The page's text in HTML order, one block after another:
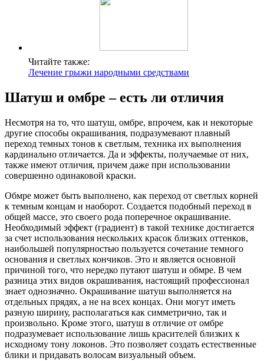
Читайте также:
Лечение грыжи народными средствами
Шатуш и омбре – есть ли отличия
Несмотря на то, что шатуш, омбре, впрочем, как и некоторые
другие способы окрашивания, подразумевают плавный
переход темных тонов к светлым, техника их выполнения
кардинально отличается. Да и эффекты, получаемые от них,
также имеют отличия, причем даже при использовании
совершенно одинаковой краски.
Обмре может быть выполнено, как переход от светлых корней
к темным концам и наоборот. Создается подобный переход в
общей массе, это своего рода поперечное окрашивание.
Необходимый эффект (градиент) в такой технике достигается
за счет использования нескольких красок близких оттенков,
наибольшей популярностью пользуется сочетание темного
основания и светлых кончиков. Это и является основной
причиной того, что нередко путают шатуш и обмре. В чем
разница этих видов окрашивания, настоящий профессионал
знает однозначно. Окрашивание шатуш выполняется на
отдельных прядях, а не на всех концах. Они могут иметь
разную ширину, располагаться как симметрично, так и
произвольно. Кроме этого, шатуш в отличие от омбре
подразумевает использование лишь красителей близких к
исходному тону локонов. Это позволяет создать естественные
блики и придавать волосам визуальный объем.